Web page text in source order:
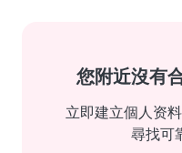
您附近沒有
立即建立個人资
尋找可